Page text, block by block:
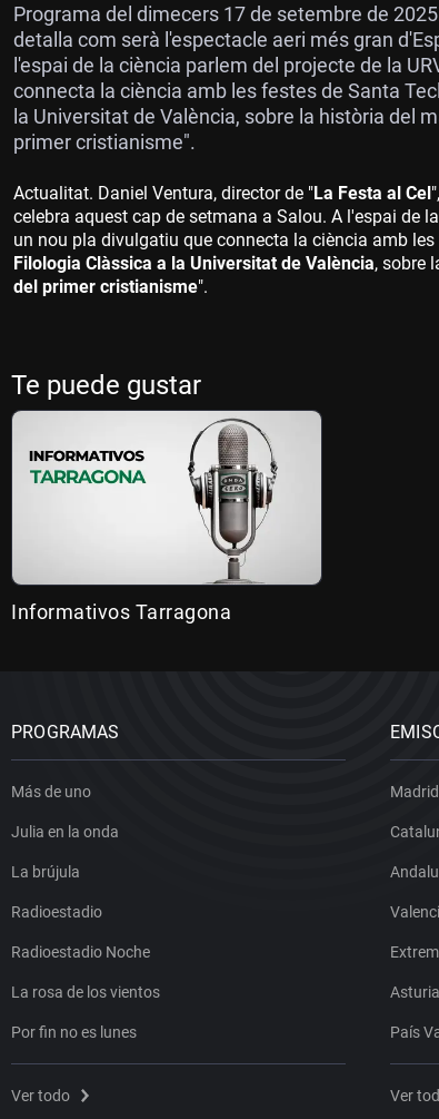
Programa del dimecers 17 de setembre de
detalla com serà l'espectacle aeri més gran
l'espai de la ciència parlem del projecte de la
connecta la ciència amb les festes de Santa
la Universitat de València, sobre la història del
primer cristianisme".
Actualitat. Daniel Ventura, director de "La Festa al Cel
celebra aquest cap de setmana a Salou. A l'espai de
un nou pla divulgatiu que connecta la ciència amb
Filologia Clàssica a la Universitat de València, sobre
del primer cristianisme".
Te puede gustar
Informativos Tarragona
PROGRAMAS
Más de uno
Julia en la onda
La brújula
Radioestadio
Radioestadio Noche
La rosa de los vientos
Por fin no es lunes
Ver todo
Madrid
País
Ver